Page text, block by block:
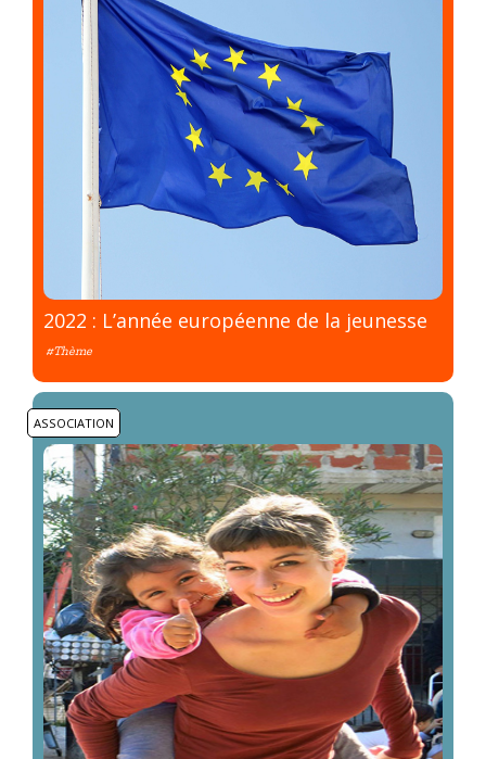
2022 : L’année européenne de la jeunesse
#Thème
ASSOCIATION